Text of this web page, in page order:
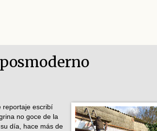
reportaje escribí
no goce de la
día, hace más de